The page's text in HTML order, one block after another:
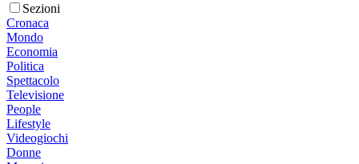
Sezioni
Cronaca
Mondo
Economia
Politica
Spettacolo
Televisione
People
Lifestyle
Videogiochi
Donne